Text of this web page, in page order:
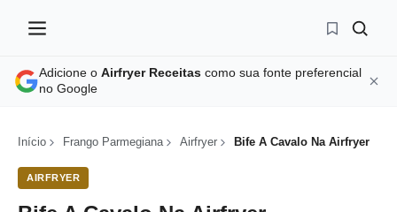
Adicione o Airfryer Receitas como sua fonte preferencial
no Google
Início Frango Parmegiana Airfryer Bife A Cavalo Na Airfryer
AIRFRYER